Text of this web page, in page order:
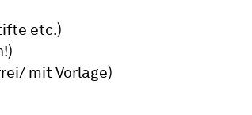
etc.)
mit Vorlage)